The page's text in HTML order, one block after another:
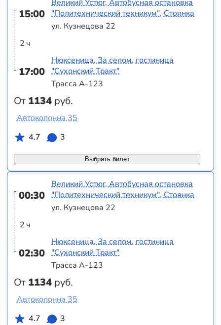
15:00
2 ч
17:00
От 1134 руб.
Великий Устюг, Автобусная остановка
"Политехнический техникум", Стоянка
ул. Кузнецова 22
Нюксеница, За селом, гостиница
"Сухонский Тракт"
Трасса А-123
Выбрать билет
Автоколонна 35
4.7
3
00:30
2 ч
02:30
От 1134 руб.
Великий Устюг, Автобусная остановка
"Политехнический техникум", Стоянка
ул. Кузнецова 22
Нюксеница, За селом, гостиница
"Сухонский Тракт"
Трасса А-123
Автоколонна 35
4.7
3